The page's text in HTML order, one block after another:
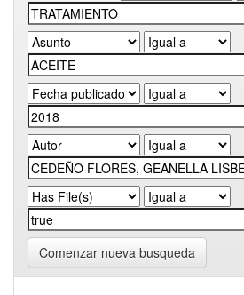
Comenzar nueva busqueda